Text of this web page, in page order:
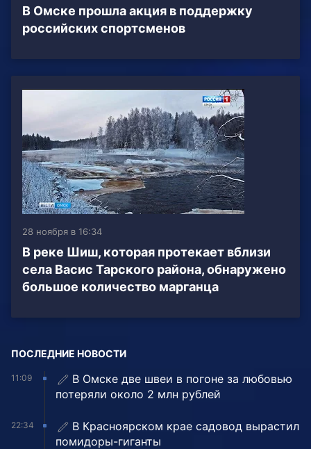
В Омске прошла акция в поддержку
российских спортсменов
28 ноября в 16:34
В реке Шиш, которая протекает вблизи
села Васис Тарского района, обнаружено
большое количество марганца
ПОСЛЕДНИЕ НОВОСТИ
11:09
В Омске две швеи в погоне за любовью
потеряли около 2 млн рублей
22:34
В Красноярском крае садовод вырастил
помидоры-гиганты